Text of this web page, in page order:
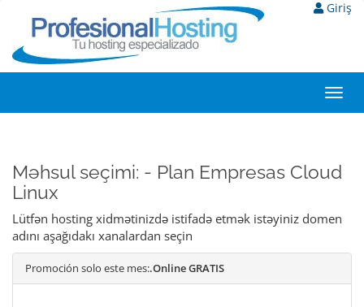
Giriş
Məhsul seçimi: - Plan Empresas Cloud
Linux
Lütfən hosting xidmətinizdə istifadə etmək istəyiniz domen
adını aşağıdakı xanalardan seçin
Promoción solo este mes:.Online GRATIS